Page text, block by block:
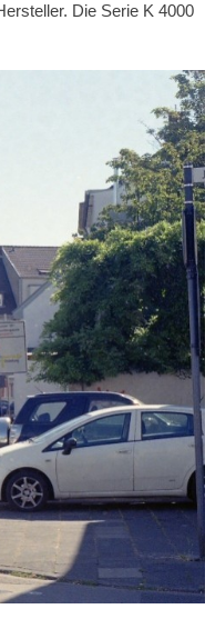
Die Serie K 4000